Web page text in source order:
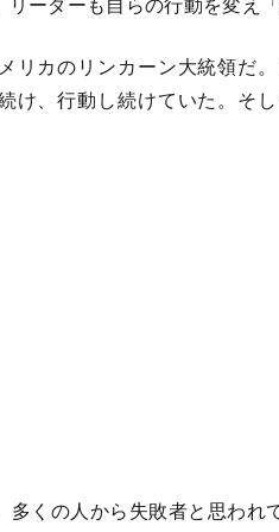
リカのリンカーン大統領だ
け、行動し続けていた。そ
くの人から失敗者と思われ